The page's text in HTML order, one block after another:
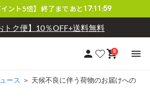
ース
＞ 天候不良に伴う荷物のお届けへの
イント5倍】終了まであと17:11 :59
員限定】毎月クーポン配布中
トク便】10％OFF+送料無料
0